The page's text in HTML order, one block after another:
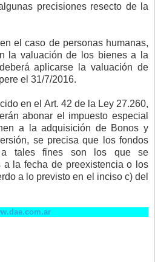
precisiones resecto de la
el caso de personas humanas,
la valuación de los bienes a la
aplicarse la valuación de
el 31/7/2016.
en el Art. 42 de la Ley 27.260,
abonar el impuesto especial
a la adquisición de Bonos y
se precisa que los fondos
a tales fines son los que se
a la fecha de preexistencia o los
a lo previsto en el inciso c) del